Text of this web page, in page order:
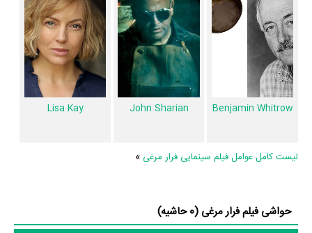
تلویزیون و تئاتر را کامل و کامل‌تر کنیم.
Benjamin Whitrow
John Sharian
Lisa Kay
لیست کامل عوامل فیلم سینمایی فرار مرغی »
حواشی فیلم فرار مرغی (0 حاشیه)